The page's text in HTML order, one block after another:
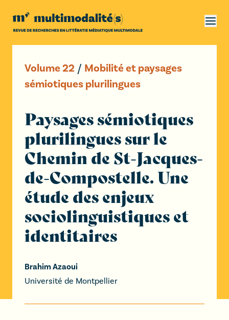
Volume22 / Mobilité et paysages
sémiotiques plurilingues
Paysages sémiotiques
plurilingues sur le
Chemin de St-Jacques-
de-Compostelle. Une
étude des enjeux
sociolinguistiques et
identitaires
Brahim Azaoui
Université de Montpellier